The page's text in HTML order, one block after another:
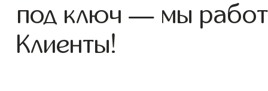
под ключ — мы
Клиенты!